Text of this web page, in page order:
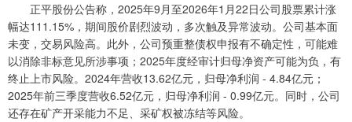
正平股份公告称，2025年9月至2026年1月22日公司股票累计涨
幅达111.15%，期间股价剧烈波动，多次触及异常波动。公司基本面
未变，交易风险高。此外，公司预重整债权申报有不确定性，可能难
以消除非标意见所涉事项；2025年度经审计归母净资产可能为负，有
终止上市风险。2024年营收13.62亿元，归母净利润 - 4.84亿元；
2025年前三季度营收6.52亿元，归母净利润 - 0.99亿元。同时，公司
还存在矿产开采能力不足、采矿权被冻结等风险。